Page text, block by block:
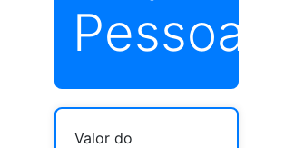
Pessoal
Valor do